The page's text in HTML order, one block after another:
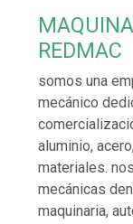
REDMAC
somos una
mecánico
aluminio,
materiales.
mecánicas
maquinaria,